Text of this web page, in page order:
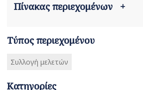
Πίνακας περιεχομένων +
Τύπος περιεχομένου
Συλλογή μελετών
Κατηγορίες